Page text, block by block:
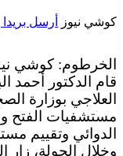
كوشي نيوز أرسل بريدا
الخرطوم: كوشي
قام الدكتور أحمد
العلاجي بوزارة
مستشفيات الفتح
الدوائي وتقييم
وخلال الجولة، زار